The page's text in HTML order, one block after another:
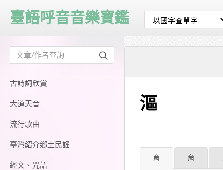
古詩詞欣賞
大道天音
流行歌曲
臺灣紹介鄉土民謠
經文、咒語
臺語呼音音樂寶鑑
漚
育 育